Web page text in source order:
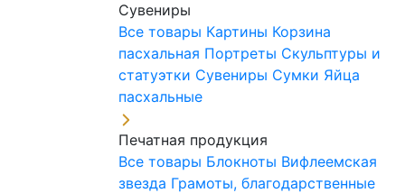
Сувениры
Все товары Картины Корзина
пасхальная Портреты Скульптуры и
статуэтки Сувениры Сумки Яйца
пасхальные
Печатная продукция
Все товары Блокноты Вифлеемская
звезда Грамоты, благодарственные